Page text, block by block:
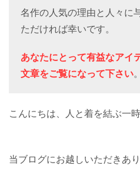
名作の人気の理由と人々に
ただければ幸いです。
あなたにとって有益なアイ
文章をご覧になって下さい。
こんにちは、人と着を結ぶ一
当ブログにお越しいただきあ